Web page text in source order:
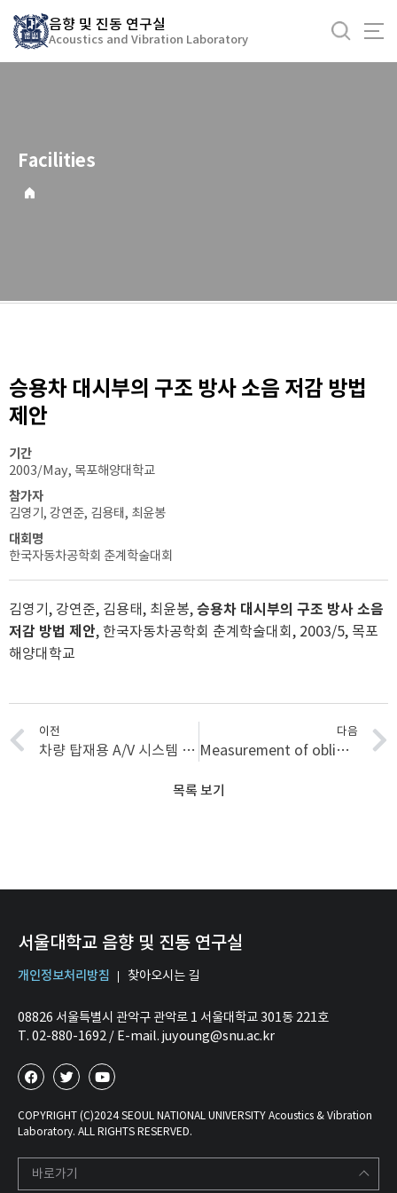
음향 및 진동 연구실
Acoustics and Vibration Laboratory
Facilities
승용차 대시부의 구조 방사 소음 저감 방법
제안
기간
2003/May, 목포해양대학교
참가자
김영기, 강연준, 김용태, 최윤봉
대회명
한국자동차공학회 춘계학술대회
김영기, 강연준, 김용태, 최윤봉, 승용차 대시부의 구조 방사 소음
저감 방법 제안, 한국자동차공학회 춘계학술대회, 2003/5, 목포
해양대학교
이전
차량 탑재용 A/V 시스템 구동부에서 발생하는 소음원 규명
다음
Measurement of oblique incidence reflection coefficient of sound absorbing materials by beamforming
목록 보기
서울대학교 음향 및 진동 연구실
개인정보처리방침 찾아오시는 길
08826 서울특별시 관악구 관악로 1 서울대학교 301동 221호
T. 02-880-1692 / E-mail. juyoung@snu.ac.kr
COPYRIGHT (C)2024 SEOUL NATIONAL UNIVERSITY Acoustics & Vibration
Laboratory. ALL RIGHTS RESERVED.
바로가기